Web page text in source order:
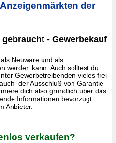
der
- Gewerbekauf
als Neuware und als
werden kann. Auch solltest du
Gewerbetreibenden vieles frei
der Ausschluß von Garantie
dich also gründlich über das
Informationen bevorzugt
Anbieter.
verkaufen?